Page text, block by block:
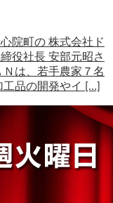
院町の 株式会社ド
役社長 安部元昭さ
は、若手農家７名
工品の開発やイ […]